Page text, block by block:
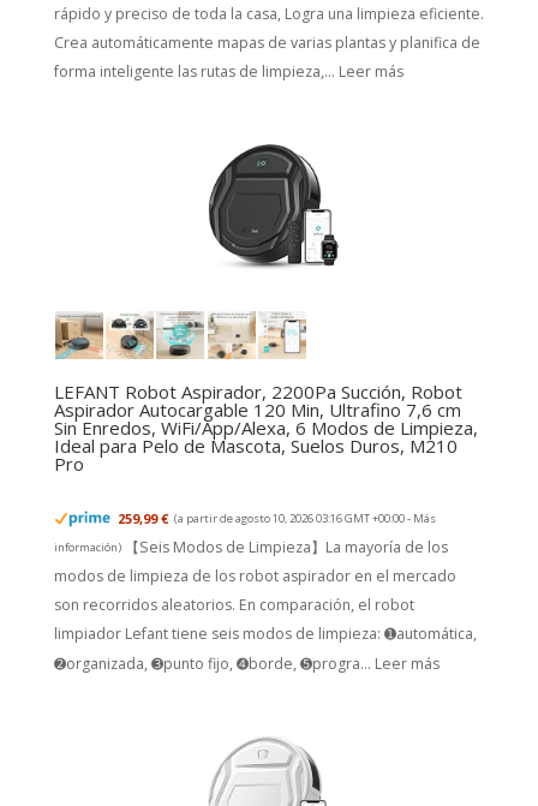
rápido y preciso de toda la casa, Logra una limpieza eficiente.
Crea automáticamente mapas de varias plantas y planifica de
forma inteligente las rutas de limpieza,... Leer más
LEFANT Robot Aspirador, 2200Pa Succión, Robot
Aspirador Autocargable 120 Min, Ultrafino 7,6 cm
Sin Enredos, WiFi/App/Alexa, 6 Modos de Limpieza,
Ideal para Pelo de Mascota, Suelos Duros, M210
Pro
259,99 € (a partir de agosto 10, 2026 03:16 GMT +00:00 - Más
información)
【Seis Modos de Limpieza】La mayoría de los
modos de limpieza de los robot aspirador en el mercado
son recorridos aleatorios. En comparación, el robot
limpiador Lefant tiene seis modos de limpieza: ➊automática,
➋organizada, ➌punto fijo, ➍borde, ➎progra... Leer más